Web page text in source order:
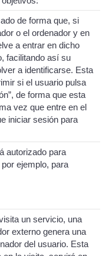
de forma que, si
o el ordenador y en
a entrar en dicho
facilitando así su
a identificarse. Esta
si el usuario pulsa
de forma que esta
vez que entre en el
iniciar sesión para
autorizado para
ejemplo, para
un servicio, una
externo genera una
del usuario. Esta